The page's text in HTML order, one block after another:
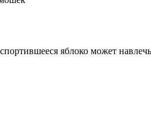
яблоко может